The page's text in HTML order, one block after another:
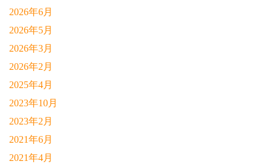
2026年6月
2026年5月
2026年3月
2026年2月
2025年4月
2023年10月
2023年2月
2021年6月
2021年4月